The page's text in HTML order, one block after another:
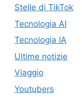
Stelle di TikTok
Tecnologia AI
Tecnologia IA
Ultime notizie
Viaggio
Youtubers